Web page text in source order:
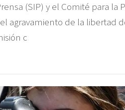
(SIP) y el Comité para la
agravamiento de la libertad
c